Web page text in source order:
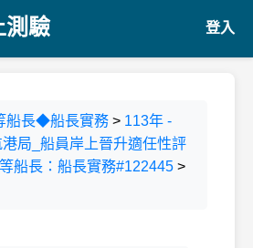
測驗 登入
船長◆船長實務 > 113年 -
局_船員岸上晉升適任性評
船長：船長實務#122445 >